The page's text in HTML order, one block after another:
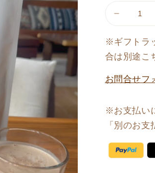
リ
ジ
ル)
Soy
Protein
cocoa
の
数
※ギフトラ
合は別途こ
お問合せフ
※お支払い
「別のお